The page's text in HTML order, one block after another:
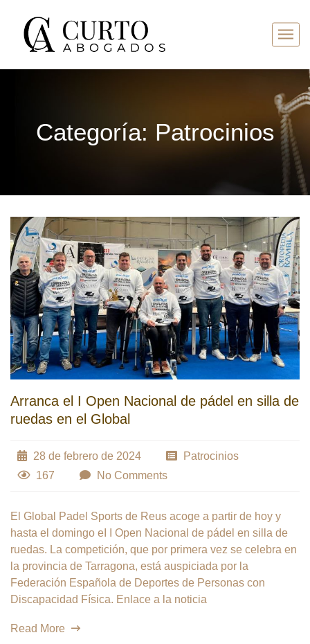
Categoría: Patrocinios
Arranca el I Open Nacional de pádel en silla de
ruedas en el Global
28 de febrero de 2024
Patrocinios
167
No Comments
El Global Padel Sports de Reus acoge a partir de hoy y
hasta el domingo eI I Open Nacional de pádel en silla de
ruedas. La competición, que por primera vez se celebra en
la provincia de Tarragona, está auspiciada por la
Federación Española de Deportes de Personas con
Discapacidad Física. Enlace a la noticia
Read More